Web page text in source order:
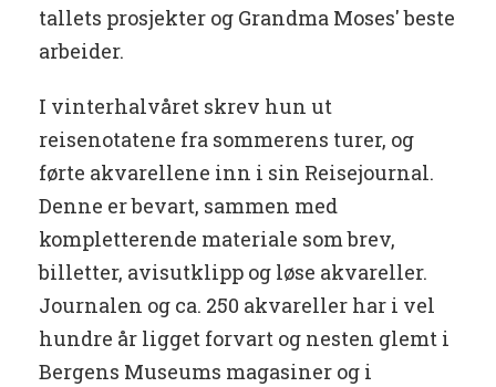
tallets prosjekter og Grandma Moses' beste
arbeider.
I vinterhalvåret skrev hun ut
reisenotatene fra sommerens turer, og
førte akvarellene inn i sin Reisejournal.
Denne er bevart, sammen med
kompletterende materiale som brev,
billetter, avisutklipp og løse akvareller.
Journalen og ca. 250 akvareller har i vel
hundre år ligget forvart og nesten glemt i
Bergens Museums magasiner og i